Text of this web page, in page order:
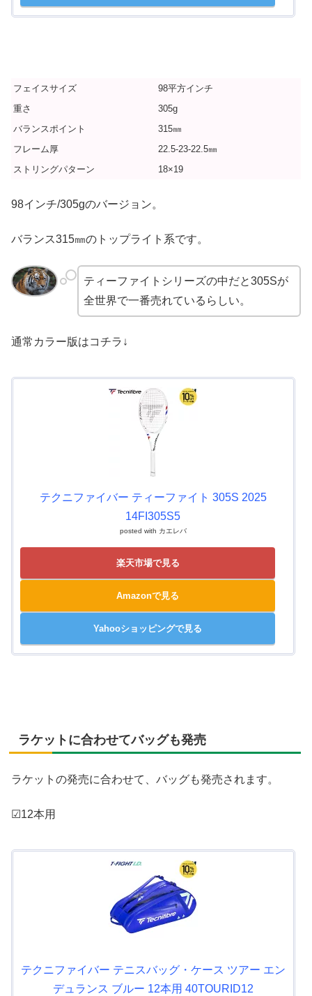
フェイスサイズ
98平方インチ
重さ
305g
バランスポイント
315㎜
フレーム厚
22.5-23-22.5㎜
ストリングパターン
18×19
98インチ/305gのバージョン。
バランス315㎜のトップライト系です。
ティーファイトシリーズの中だと305Sが
全世界で一番売れているらしい。
通常カラー版はコチラ↓
テクニファイバー ティーファイト 305S 2025
14FI305S5
posted with カエレバ
楽天市場で見る
Amazonで見る
Yahooショッピングで見る
ラケットに合わせてバッグも発売
ラケットの発売に合わせて、バッグも発売されます。
☑12本用
テクニファイバー テニスバッグ・ケース ツアー エン
デュランス ブルー 12本用 40TOURID12